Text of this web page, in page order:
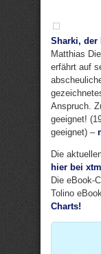
Sharki, der
Matthias
erfährt auf
Anspruch.
geeignet!
geeignet) –
Die
hier bei
Die eBook-
Tolino
Charts!